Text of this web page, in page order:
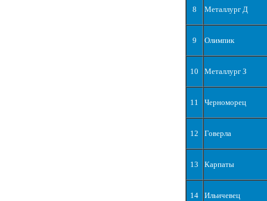
8 Металлург Д
9 Олимпик
10 Металлург З
11 Черноморец
12 Говерла
13 Карпаты
14 Ильичевец